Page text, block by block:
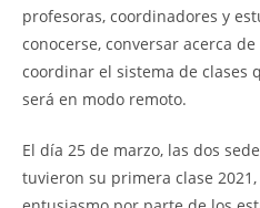
profesoras, coordinadores y
conocerse, conversar acerca
coordinar el sistema de clases
será en modo remoto.
El día 25 de marzo, las dos
tuvieron su primera clase